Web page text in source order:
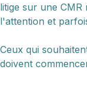
litige sur une
l'attention et
Ceux qui
doivent